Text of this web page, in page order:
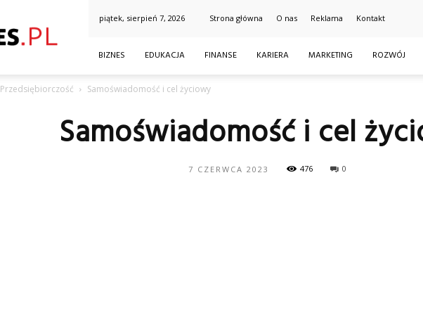
piątek, sierpień 7, 2026 Strona główna O nas Reklama Kontakt
BIZNES EDUKACJA FINANSE KARIERA MARKETING ROZWÓJ
Przedsiębiorczość Samoświadomość i cel życiowy
Samoświadomość i cel
7 CZERWCA 2023 476 0